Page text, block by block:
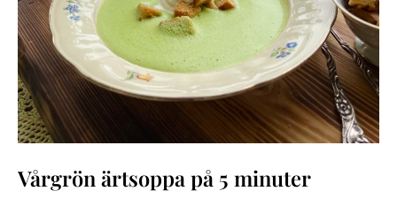
Vårgrön ärtsoppa på 5 minuter